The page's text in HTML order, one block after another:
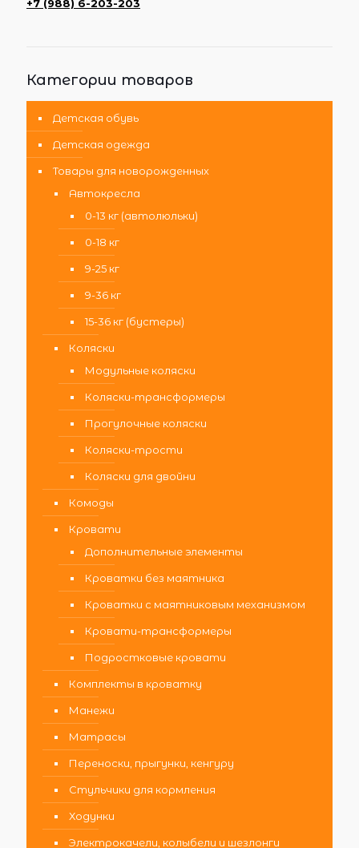
+7 (988) 6-203-203
Категории товаров
Детская обувь
Детская одежда
Товары для новорожденных
Автокресла
0-13 кг (автолюльки)
0-18 кг
9-25 кг
9-36 кг
15-36 кг (бустеры)
Коляски
Модульные коляски
Коляски-трансформеры
Прогулочные коляски
Коляски-трости
Коляски для двойни
Комоды
Кровати
Дополнительные элементы
Кроватки без маятника
Кроватки с маятниковым механизмом
Кровати-трансформеры
Подростковые кровати
Комплекты в кроватку
Манежи
Матрасы
Переноски, прыгунки, кенгуру
Стульчики для кормления
Ходунки
Электрокачели, колыбели и шезлонги